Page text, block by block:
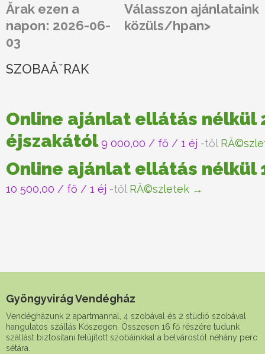
Ărak ezen a
napon: 2026-06-
03
Válasszon ajánlataink
közüls/hpan>
SZOBAĂˇRAK
Online ajánlat ellátás nélkül
éjszakától 9 000,00 / fő / 1 éj -től
Online ajánlat ellátás nélkül
10 500,00 / fő / 1 éj -től RĂ©szletek →
Gyöngyvirág Vendégház
Vendégházunk 2 apartmannal, 4 szobával és 2 stúdió szobával
hangulatos szállás Kőszegen. Összesen 16 fő részére tudunk
szállást biztosítani felújított szobáinkkal a belvárostól néhány perc
sétára.